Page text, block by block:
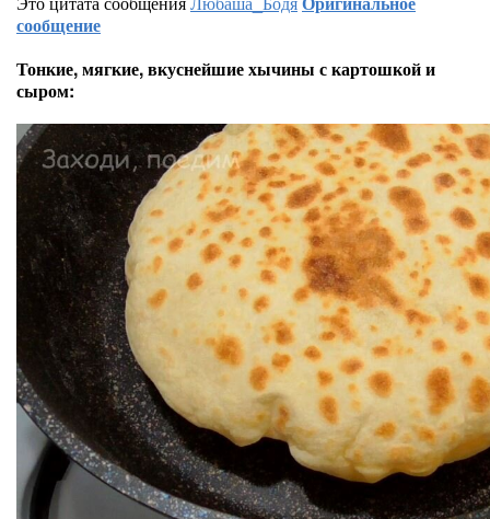
сообщение
Тонкие, мягкие, вкуснейшие хычины с картошкой и
сыром: